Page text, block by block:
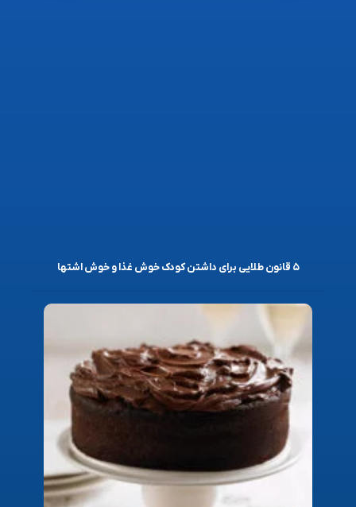
۵ قانون طلایی برای داشتن کودک خوش غذا و خوش اشتها